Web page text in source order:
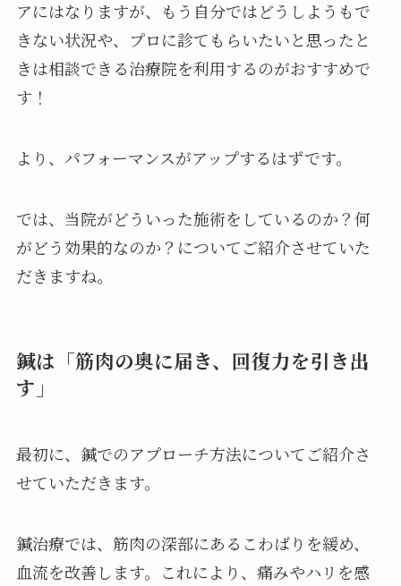
アにはなりますが、もう自分ではどうしようもで
きない状況や、プロに診てもらいたいと思ったと
きは相談できる治療院を利用するのがおすすめで
す！
より、パフォーマンスがアップするはずです。
では、当院がどういった施術をしているのか？何
がどう効果的なのか？についてご紹介させていた
だきますね。
鍼は「筋肉の奥に届き、回復力を引き出
す」
最初に、鍼でのアプローチ方法についてご紹介さ
せていただきます。
鍼治療では、筋肉の深部にあるこわばりを緩め、
血流を改善します。これにより、痛みやハリを感